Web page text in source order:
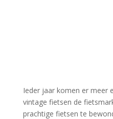
Ieder jaar komen er meer
vintage fietsen de
prachtige fietsen te